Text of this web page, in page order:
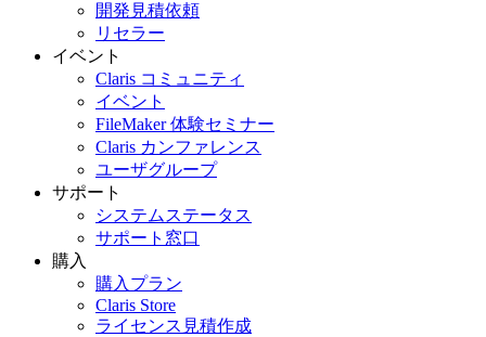
開発見積依頼
リセラー
イベント
Claris コミュニティ
イベント
FileMaker 体験セミナー
Claris カンファレンス
ユーザグループ
サポート
システムステータス
サポート窓口
購入
購入プラン
Claris Store
ライセンス見積作成